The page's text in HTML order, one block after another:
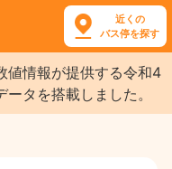
近くの
バス停を探す
値情報が提供する令和4
タを搭載しました。